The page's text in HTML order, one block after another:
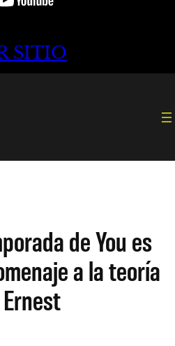
SITIO
de You es
a la teoría